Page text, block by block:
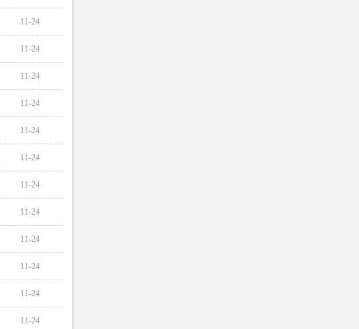
11-24
11-24
11-24
11-24
11-24
11-24
11-24
11-24
11-24
11-24
11-24
11-24